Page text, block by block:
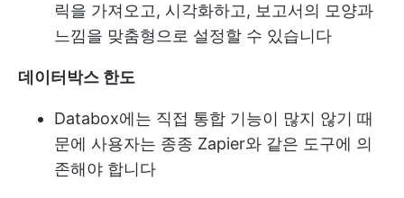
릭을 가져오고, 시각화하고, 보고서의 모양과
느낌을 맞춤형으로 설정할 수 있습니다
데이터박스 한도
Databox에는 직접 통합 기능이 많지 않기 때
문에 사용자는 종종 Zapier와 같은 도구에 의
존해야 합니다